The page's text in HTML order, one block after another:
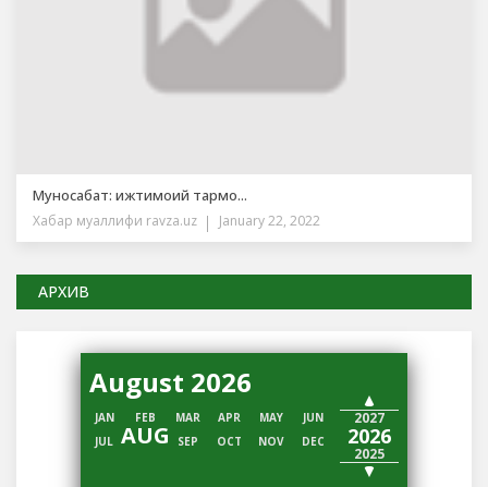
Муносабат: ижтимоий тармо...
Хабар муаллифи ravza.uz January 22, 2022
АРХИВ
August 2026
2028
2027
2026
2025
JAN FEB MAR APR MAY
JUN
JUL AUG SEP OCT NOV DEC